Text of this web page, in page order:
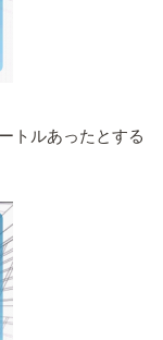
トルあったとする